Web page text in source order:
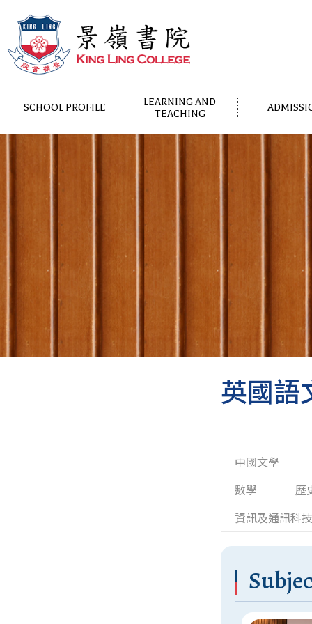
SCHOOL PROFILE
LEARNING AND
TEACHING
英國語
中國文學
數學
歷
資訊及通訊科